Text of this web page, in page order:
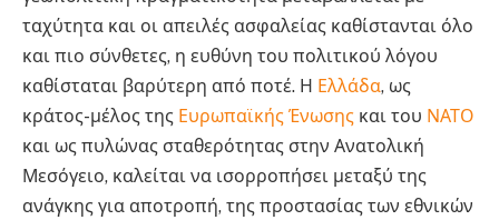
ταχύτητα και οι απειλές ασφαλείας καθίστανται όλο
και πιο σύνθετες, η ευθύνη του πολιτικού λόγου
καθίσταται βαρύτερη από ποτέ. Η Ελλάδα, ως
κράτος-μέλος της Ευρωπαϊκής Ένωσης και του ΝΑΤΟ
και ως πυλώνας σταθερότητας στην Ανατολική
Μεσόγειο, καλείται να ισορροπήσει μεταξύ της
ανάγκης για αποτροπή, της προστασίας των εθνικών